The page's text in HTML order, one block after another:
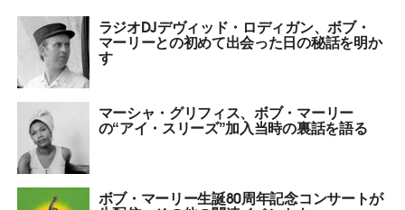
ラジオDJデヴィッド・ロディガン、ボブ・
マーリーとの初めて出会った日の秘話を明か
す
マーシャ・グリフィス、ボブ・マーリー
の“アイ・スリーズ”加入当時の裏話を語る
ボブ・マーリー生誕80周年記念コンサートが